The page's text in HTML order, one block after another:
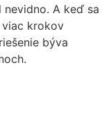
A keď sa
krokov
býva